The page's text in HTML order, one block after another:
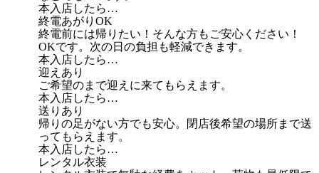
本入店したら…
終電あがりOK
終電前には帰りたい！そんな方もご安心ください！
OKです。次の日の負担も軽減できます。
本入店したら…
迎えあり
ご希望のまで迎えに来てもらえます。
本入店したら…
送りあり
帰りの足がない方でも安心。閉店後希望の場所まで送
ってもらえます。
本入店したら…
レンタル衣装